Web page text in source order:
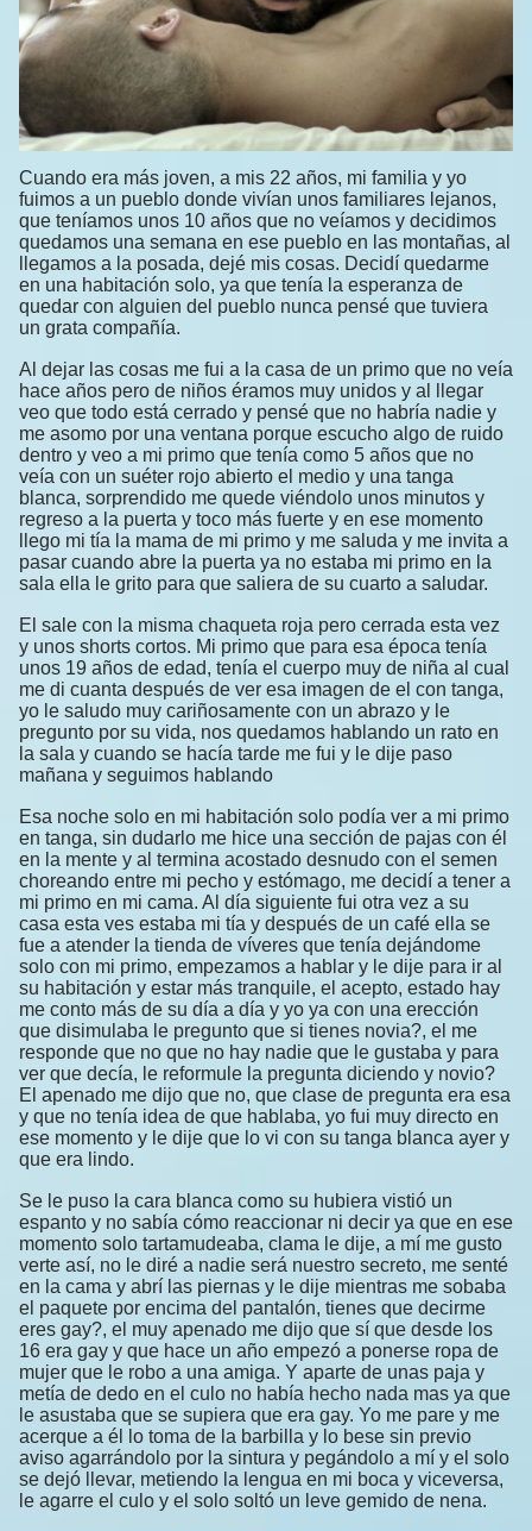
Cuando era más joven, a mis 22 años, mi familia y yo
fuimos a un pueblo donde vivían unos familiares lejanos,
que teníamos unos 10 años que no veíamos y decidimos
quedamos una semana en ese pueblo en las montañas, al
llegamos a la posada, dejé mis cosas. Decidí quedarme
en una habitación solo, ya que tenía la esperanza de
quedar con alguien del pueblo nunca pensé que tuviera
un grata compañía.
Al dejar las cosas me fui a la casa de un primo que no veía
hace años pero de niños éramos muy unidos y al llegar
veo que todo está cerrado y pensé que no habría nadie y
me asomo por una ventana porque escucho algo de ruido
dentro y veo a mi primo que tenía como 5 años que no
veía con un suéter rojo abierto el medio y una tanga
blanca, sorprendido me quede viéndolo unos minutos y
regreso a la puerta y toco más fuerte y en ese momento
llego mi tía la mama de mi primo y me saluda y me invita a
pasar cuando abre la puerta ya no estaba mi primo en la
sala ella le grito para que saliera de su cuarto a saludar.
El sale con la misma chaqueta roja pero cerrada esta vez
y unos shorts cortos. Mi primo que para esa época tenía
unos 19 años de edad, tenía el cuerpo muy de niña al cual
me di cuanta después de ver esa imagen de el con tanga,
yo le saludo muy cariñosamente con un abrazo y le
pregunto por su vida, nos quedamos hablando un rato en
la sala y cuando se hacía tarde me fui y le dije paso
mañana y seguimos hablando
Esa noche solo en mi habitación solo podía ver a mi primo
en tanga, sin dudarlo me hice una sección de pajas con él
en la mente y al termina acostado desnudo con el semen
choreando entre mi pecho y estómago, me decidí a tener a
mi primo en mi cama. Al día siguiente fui otra vez a su
casa esta ves estaba mi tía y después de un café ella se
fue a atender la tienda de víveres que tenía dejándome
solo con mi primo, empezamos a hablar y le dije para ir al
su habitación y estar más tranquile, el acepto, estado hay
me conto más de su día a día y yo ya con una erección
que disimulaba le pregunto que si tienes novia?, el me
responde que no que no hay nadie que le gustaba y para
ver que decía, le reformule la pregunta diciendo y novio?
El apenado me dijo que no, que clase de pregunta era esa
y que no tenía idea de que hablaba, yo fui muy directo en
ese momento y le dije que lo vi con su tanga blanca ayer y
que era lindo.
Se le puso la cara blanca como su hubiera vistió un
espanto y no sabía cómo reaccionar ni decir ya que en ese
momento solo tartamudeaba, clama le dije, a mí me gusto
verte así, no le diré a nadie será nuestro secreto, me senté
en la cama y abrí las piernas y le dije mientras me sobaba
el paquete por encima del pantalón, tienes que decirme
eres gay?, el muy apenado me dijo que sí que desde los
16 era gay y que hace un año empezó a ponerse ropa de
mujer que le robo a una amiga. Y aparte de unas paja y
metía de dedo en el culo no había hecho nada mas ya que
le asustaba que se supiera que era gay. Yo me pare y me
acerque a él lo toma de la barbilla y lo bese sin previo
aviso agarrándolo por la sintura y pegándolo a mí y el solo
se dejó llevar, metiendo la lengua en mi boca y viceversa,
le agarre el culo y el solo soltó un leve gemido de nena.